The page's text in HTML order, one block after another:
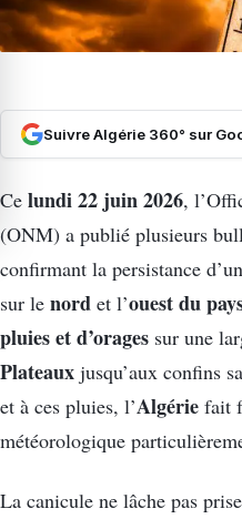
Suivre Algérie 360° sur
Ce lundi 22 juin 2026,
(ONM) a publié plusieurs
confirmant la persistance
sur le nord et l’ouest du
pluies et d’orages sur une
Plateaux jusqu’aux confins
et à ces pluies, l’Algérie fait
météorologique
La canicule ne lâche pas